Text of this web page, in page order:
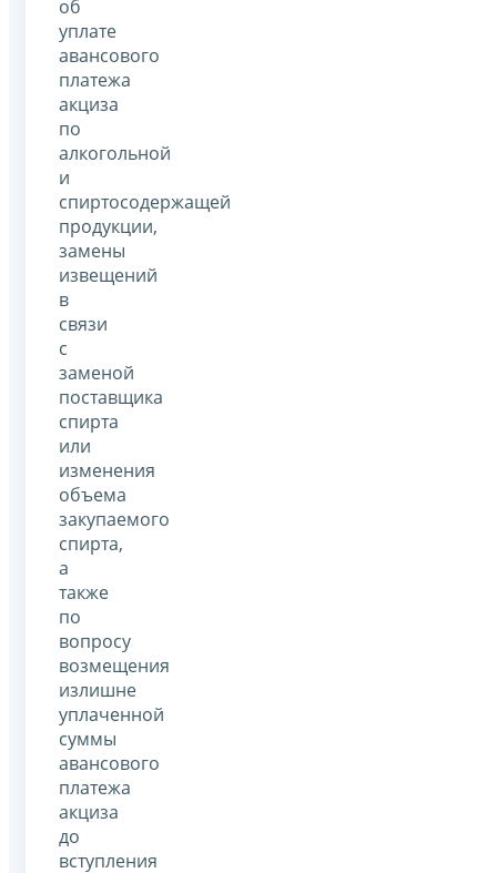
об
уплате
авансового
платежа
акциза
по
алкогольной
и
спиртосодержащей
продукции,
замены
извещений
в
связи
с
заменой
поставщика
спирта
или
изменения
объема
закупаемого
спирта,
а
также
по
вопросу
возмещения
излишне
уплаченной
суммы
авансового
платежа
акциза
до
вступления